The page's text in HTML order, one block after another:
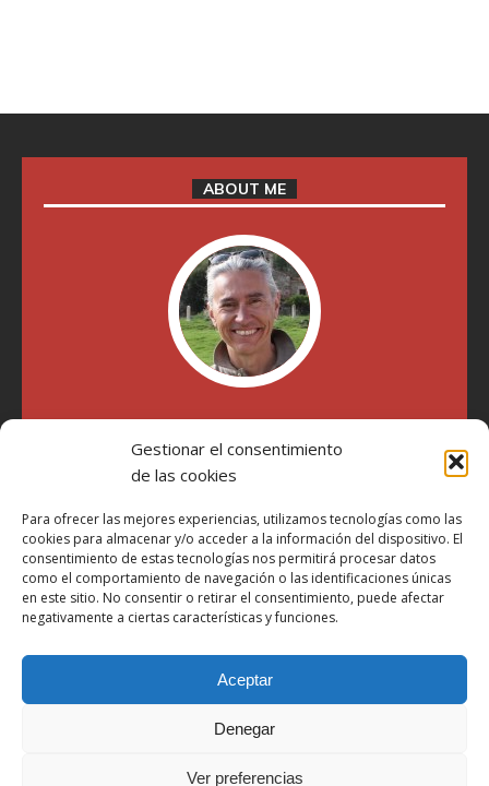
Gestionar el consentimiento
de las cookies
Para ofrecer las mejores experiencias, utilizamos tecnologías como las
cookies para almacenar y/o acceder a la información del dispositivo. El
consentimiento de estas tecnologías nos permitirá procesar datos
como el comportamiento de navegación o las identificaciones únicas
en este sitio. No consentir o retirar el consentimiento, puede afectar
negativamente a ciertas características y funciones.
Aceptar
Denegar
Ver preferencias
ABOUT ME
"Soy Manel Hospido, nací en Valencia en 1969 y desde el
año 2007 he escrito sobre motos en distintos medios.
Millatrece.com es una apuesta por escribir sobre lo que me
participa"
Aviso Legal
Política de Privacidad
Más Información sobre Cookies